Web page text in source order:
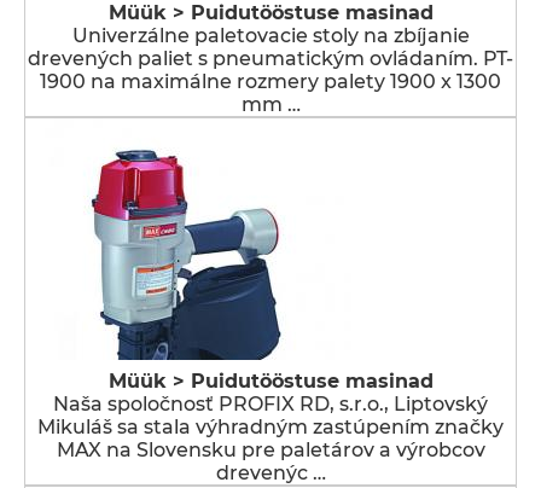
Müük > Puidutööstuse masinad
Univerzálne paletovacie stoly na zbíjanie
drevených paliet s pneumatickým ovládaním. PT-
1900 na maximálne rozmery palety 1900 x 1300
mm …
Müük > Puidutööstuse masinad
Naša spoločnosť PROFIX RD, s.r.o., Liptovský
Mikuláš sa stala výhradným zastúpením značky
MAX na Slovensku pre paletárov a výrobcov
drevenýc …